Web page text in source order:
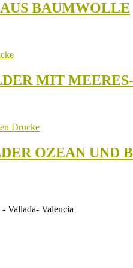
BAUMWOLLE
MIT
OZEAN UND
€
Vallada- Valencia